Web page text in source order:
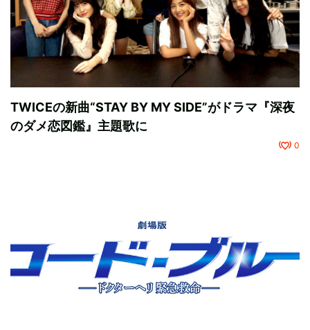
TWICEの新曲“STAY BY MY SIDE”がドラマ『深夜
のダメ恋図鑑』主題歌に
0